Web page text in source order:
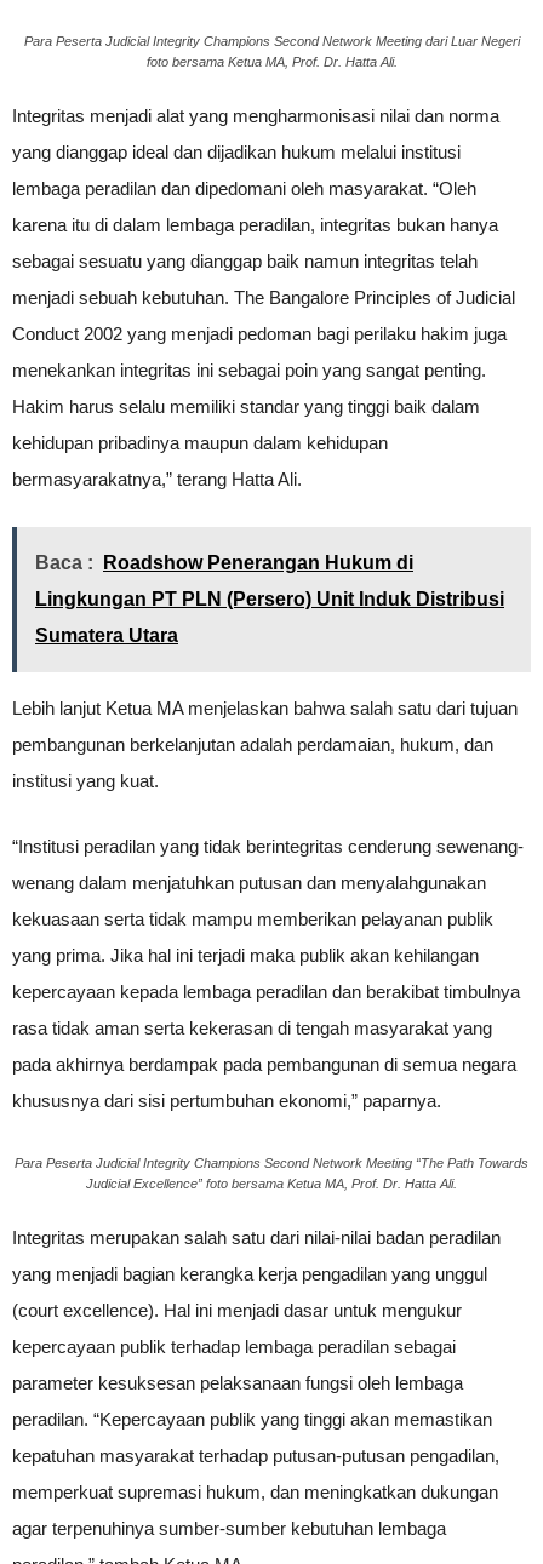
Para Peserta Judicial Integrity Champions Second Network Meeting dari Luar Negeri
foto bersama Ketua MA, Prof. Dr. Hatta Ali.
Integritas menjadi alat yang mengharmonisasi nilai dan norma
yang dianggap ideal dan dijadikan hukum melalui institusi
lembaga peradilan dan dipedomani oleh masyarakat. “Oleh
karena itu di dalam lembaga peradilan, integritas bukan hanya
sebagai sesuatu yang dianggap baik namun integritas telah
menjadi sebuah kebutuhan. The Bangalore Principles of Judicial
Conduct 2002 yang menjadi pedoman bagi perilaku hakim juga
menekankan integritas ini sebagai poin yang sangat penting.
Hakim harus selalu memiliki standar yang tinggi baik dalam
kehidupan pribadinya maupun dalam kehidupan
bermasyarakatnya,” terang Hatta Ali.
Baca :
Roadshow Penerangan Hukum di
Lingkungan PT PLN (Persero) Unit Induk Distribusi
Sumatera Utara
Lebih lanjut Ketua MA menjelaskan bahwa salah satu dari tujuan
pembangunan berkelanjutan adalah perdamaian, hukum, dan
institusi yang kuat.
“Institusi peradilan yang tidak berintegritas cenderung sewenang-
wenang dalam menjatuhkan putusan dan menyalahgunakan
kekuasaan serta tidak mampu memberikan pelayanan publik
yang prima. Jika hal ini terjadi maka publik akan kehilangan
kepercayaan kepada lembaga peradilan dan berakibat timbulnya
rasa tidak aman serta kekerasan di tengah masyarakat yang
pada akhirnya berdampak pada pembangunan di semua negara
khususnya dari sisi pertumbuhan ekonomi,” paparnya.
Para Peserta Judicial Integrity Champions Second Network Meeting “The Path Towards
Judicial Excellence” foto bersama Ketua MA, Prof. Dr. Hatta Ali.
Integritas merupakan salah satu dari nilai-nilai badan peradilan
yang menjadi bagian kerangka kerja pengadilan yang unggul
(court excellence). Hal ini menjadi dasar untuk mengukur
kepercayaan publik terhadap lembaga peradilan sebagai
parameter kesuksesan pelaksanaan fungsi oleh lembaga
peradilan. “Kepercayaan publik yang tinggi akan memastikan
kepatuhan masyarakat terhadap putusan-putusan pengadilan,
memperkuat supremasi hukum, dan meningkatkan dukungan
agar terpenuhinya sumber-sumber kebutuhan lembaga